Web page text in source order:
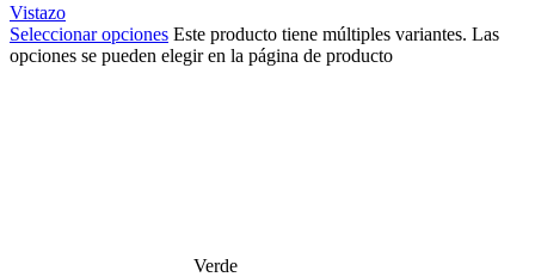
Vistazo
Seleccionar opciones Este producto tiene múltiples variantes. Las
opciones se pueden elegir en la página de producto
Verde